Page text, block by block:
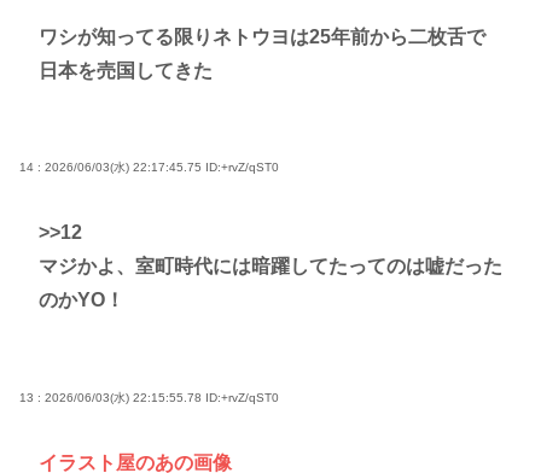
ワシが知ってる限りネトウヨは25年前から二枚舌で
日本を売国してきた
14 : 2026/06/03(水) 22:17:45.75 ID:+rvZ/qST0
>>12
マジかよ、室町時代には暗躍してたってのは嘘だった
のかYO！
13 : 2026/06/03(水) 22:15:55.78 ID:+rvZ/qST0
イラスト屋のあの画像